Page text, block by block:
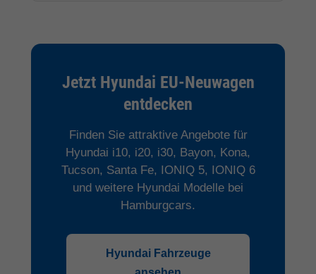
Jetzt Hyundai EU-Neuwagen
entdecken
Finden Sie attraktive Angebote für
Hyundai i10, i20, i30, Bayon, Kona,
Tucson, Santa Fe, IONIQ 5, IONIQ 6
und weitere Hyundai Modelle bei
Hamburgcars.
Hyundai Fahrzeuge